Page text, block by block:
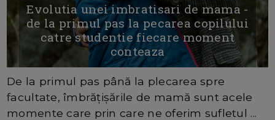
Evolutia unei imbratisari de mama -
de la primul pas la pecarea copilului
catre studentie fiecare moment
conteaza
De la primul pas până la plecarea spre
facultate, îmbrățișările de mamă sunt acele
momente care prin care ne oferim sufletul ...